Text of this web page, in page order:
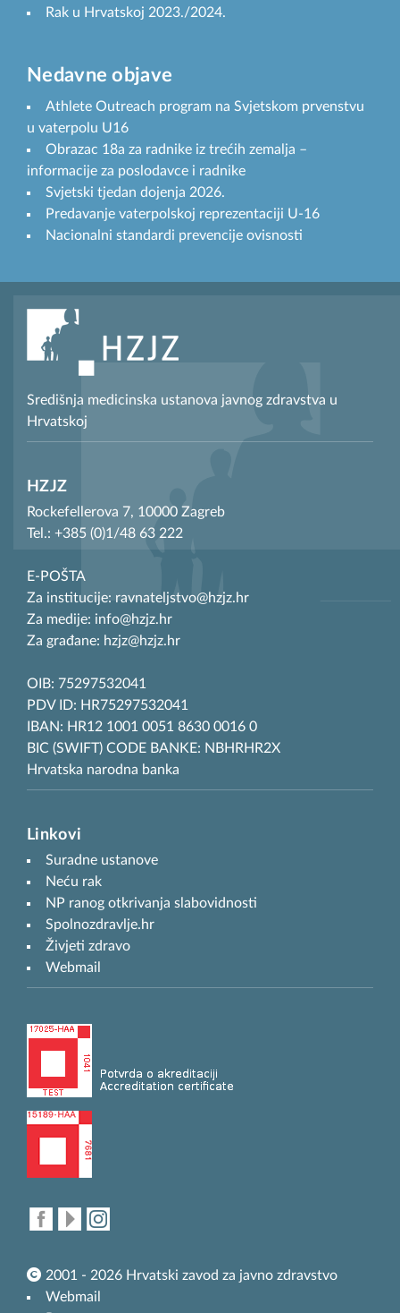
Rak u Hrvatskoj 2023./2024.
Nedavne objave
Athlete Outreach program na Svjetskom prvenstvu
u vaterpolu U16
Obrazac 18a za radnike iz trećih zemalja –
informacije za poslodavce i radnike
Svjetski tjedan dojenja 2026.
Predavanje vaterpolskoj reprezentaciji U-16
Nacionalni standardi prevencije ovisnosti
Središnja medicinska ustanova javnog zdravstva u
Hrvatskoj
HZJZ
Rockefellerova 7, 10000 Zagreb
Tel.: +385 (0)1/48 63 222
E-POŠTA
Za institucije: ravnateljstvo@hzjz.hr
Za medije: info@hzjz.hr
Za građane: hzjz@hzjz.hr
OIB: 75297532041
PDV ID: HR75297532041
IBAN: HR12 1001 0051 8630 0016 0
BIC (SWIFT) CODE BANKE: NBHRHR2X
Hrvatska narodna banka
Linkovi
Suradne ustanove
Neću rak
NP ranog otkrivanja slabovidnosti
Spolnozdravlje.hr
Živjeti zdravo
Webmail
2001 - 2026 Hrvatski zavod za javno zdravstvo
Webmail